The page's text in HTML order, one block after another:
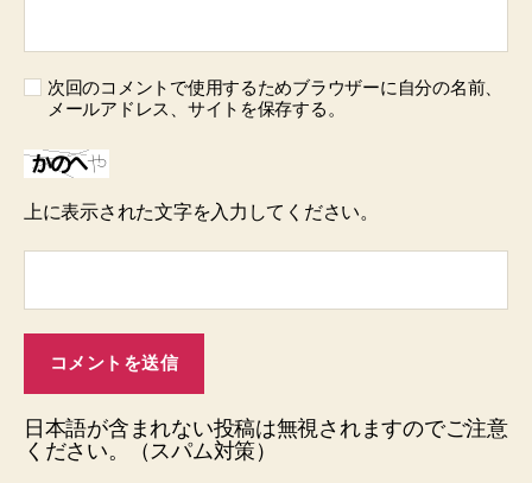
次回のコメントで使用するためブラウザーに自分の名前、
メールアドレス、サイトを保存する。
上に表示された文字を入力してください。
日本語が含まれない投稿は無視されますのでご注意
ください。（スパム対策）